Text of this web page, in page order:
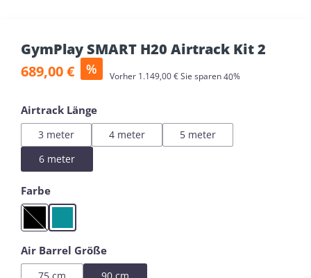
GymPlay SMART H20 Airtrack Kit 2
Verkaufspreis:
689,00 € % Vorher Regulärer Preis:
1.149,00 €Sie sparen40%
Airtrack Längeauswählen
3 meter 4 meter
5 meter
6 meter
Farbeauswählen
Black
(Diese Option ist zurzeit nicht verfügbar.)
Mint
Air Barrel Größeauswählen